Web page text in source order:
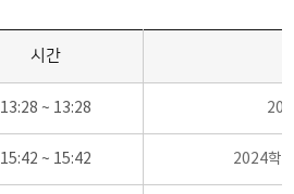
시간
13:28 ~ 13:28
15:42 ~ 15:42 2024학